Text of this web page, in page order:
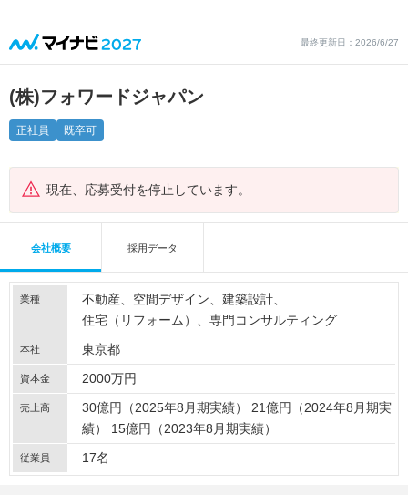
最終更新日：2026/6/27
(株)フォワードジャパン
正社員 既卒可
現在、応募受付を停止しています。
会社概要 採用データ
業種 不動産 空間デザイン
建築設計
住宅（リフォーム）
専門コンサルティング
本社 東京都
資本金 2000万円
売上高
30億円（2025年8月期実績） 21億円（2024年8月期実
績） 15億円（2023年8月期実績）
従業員 17名